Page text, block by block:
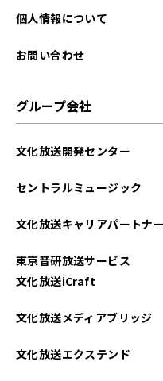
個人情報について
お問い合わせ
グループ会社
文化放送開発センター
セントラルミュージック
文化放送キャリアパートナ
東京音研放送サービス
文化放送iCraft
文化放送メディアブリッジ
文化放送エクステンド